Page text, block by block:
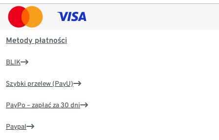
Metody płatności
BLIK
Szybki przelew (PayU)
PayPo – zapłać za 30 dni
Paypal